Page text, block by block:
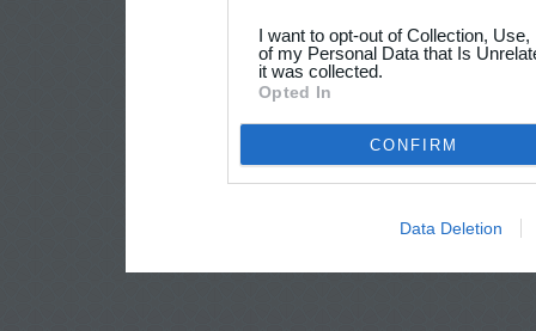
I want to opt-out of Collection,
of my Personal Data that Is
it was collected.
Opted In
CONFIRM
Data Deletion